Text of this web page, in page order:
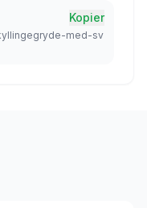
Kopier
med-sv